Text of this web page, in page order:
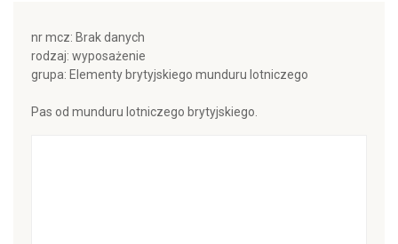
nr mcz: Brak danych
rodzaj: wyposażenie
grupa: Elementy brytyjskiego munduru lotniczego
Pas od munduru lotniczego brytyjskiego.